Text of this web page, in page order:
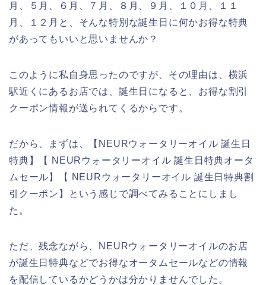
月、５月、６月、７月、８月、９月、１０月、１１
月、１２月と、そんな特別な誕生日に何かお得な特典
があってもいいと思いませんか？
このように私自身思ったのですが、その理由は、横浜
駅近くにあるお店では、誕生日になると、お得な割引
クーポン情報が送られてくるからです。
だから、まずは、【NEURウォータリーオイル 誕生日
特典】【 NEURウォータリーオイル 誕生日特典オータ
ムセール】【 NEURウォータリーオイル 誕生日特典割
引クーポン】という感じで調べてみることにしまし
た。
ただ、残念ながら、NEURウォータリーオイルのお店
が誕生日特典などでお得なオータムセールなどの情報
を配信しているかどうかは分かりませんでした。